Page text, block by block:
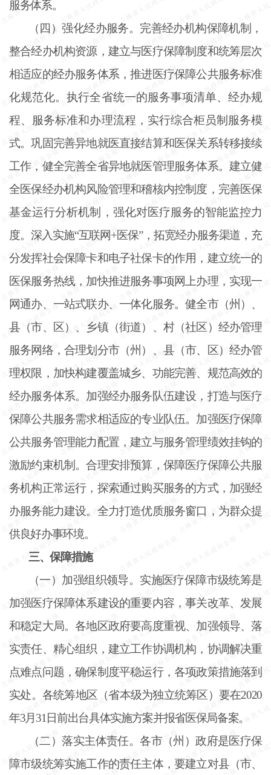
服务体系。
（四）强化经办服务。完善经办机构保障机制，
整合经办机构资源，建立与医疗保障制度和统筹层次
相适应的经办服务体系，推进医疗保障公共服务标准
化规范化。执行全省统一的服务事项清单、经办规
程、服务标准和办理流程，实行综合柜员制服务模
式。巩固完善异地就医直接结算和医保关系转移接续
工作，健全完善全省异地就医管理服务体系。建立健
全医保经办机构风险管理和稽核内控制度，完善医保
基金运行分析机制，强化对医疗服务的智能监控力
度。深入实施“互联网+医保”，拓宽经办服务渠道，充
分发挥社会保障卡和电子社保卡的作用，建立统一的
医保服务热线，加快推进服务事项网上办理，实现一
网通办、一站式联办、一体化服务。健全市（州）、
县（市、区）、乡镇（街道）、村（社区）经办管理
服务网络，合理划分市（州）、县（市、区）经办管
理权限，加快构建覆盖城乡、功能完善、规范高效的
经办服务体系。加强经办服务队伍建设，打造与医疗
保障公共服务需求相适应的专业队伍。加强医疗保障
公共服务管理能力配置，建立与服务管理绩效挂钩的
激励约束机制。合理安排预算，保障医疗保障公共服
务机构正常运行，探索通过购买服务的方式，加强经
办服务能力建设。全力打造优质服务窗口，为群众提
供良好办事环境。
三、保障措施
（一）加强组织领导。实施医疗保障市级统筹是
加强医疗保障体系建设的重要内容，事关改革、发展
和稳定大局。各地区政府要高度重视、加强领导、落
实责任、精心组织，建立工作协调机构，协调解决重
点难点问题，确保制度平稳运行，各项政策措施落到
实处。各统筹地区（省本级为独立统筹区）要在2020
年3月31日前出台具体实施方案并报省医保局备案。
（二）落实主体责任。各市（州）政府是医疗保
障市级统筹实施工作的责任主体，要建立对县（市、